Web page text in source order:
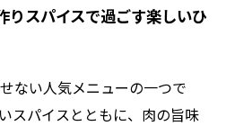
りスパイスで過ごす楽しいひ
ない人気メニューの一つで
スパイスとともに、肉の旨味